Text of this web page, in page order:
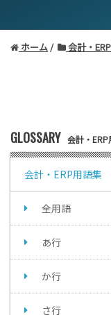
ホーム 会計・
GLOSSARY 会計・ERP
会計・ERP用語集
全用語
あ行
か行
さ行